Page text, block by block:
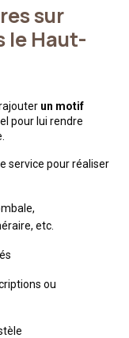
sur
le Haut-
un motif
pour lui rendre
service pour réaliser
etc.
ou